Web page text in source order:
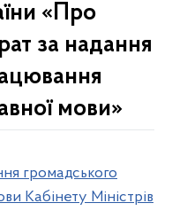
«Про
за надання
мови»
громадського
Кабінету Міністрів